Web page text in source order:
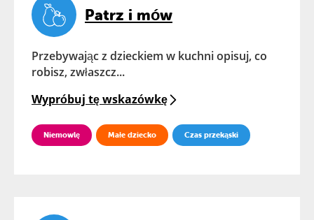
Patrz i mów
Przebywając z dzieckiem w kuchni opisuj, co
robisz, zwłaszcz...
Wypróbuj tę wskazówkę
Niemowlę Małe dziecko Czas przekąski